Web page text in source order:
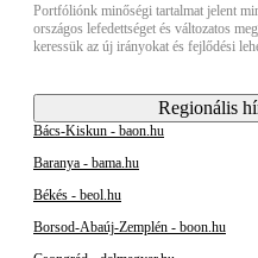
Portfóliónk minőségi tartalmat jelent
országos lefedettséget és változatos
keressük az új irányokat és fejlődési
Regionális
Bács-Kiskun - baon.hu
Baranya - bama.hu
Békés - beol.hu
Borsod-Abaúj-Zemplén - boon.hu